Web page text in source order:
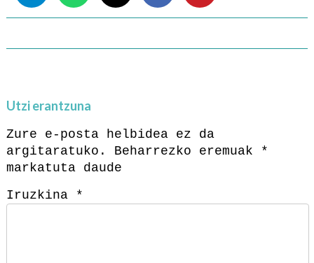
Utzi erantzuna
Zure e-posta helbidea ez da
argitaratuko.
Beharrezko eremuak
*
markatuta daude
Iruzkina
*